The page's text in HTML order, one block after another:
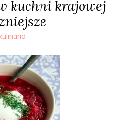
kuchni krajowej